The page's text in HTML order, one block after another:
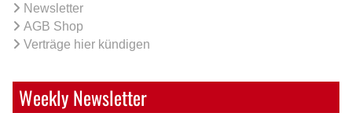
Newsletter
AGB Shop
Verträge hier kündigen
Weekly Newsletter